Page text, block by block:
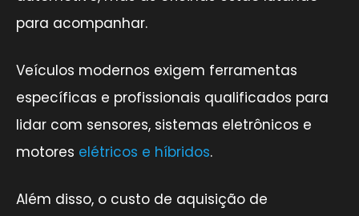
para acompanhar.
Veículos modernos exigem ferramentas
específicas e profissionais qualificados para
lidar com sensores, sistemas eletrônicos e
motores elétricos e híbridos.
Além disso, o custo de aquisição de